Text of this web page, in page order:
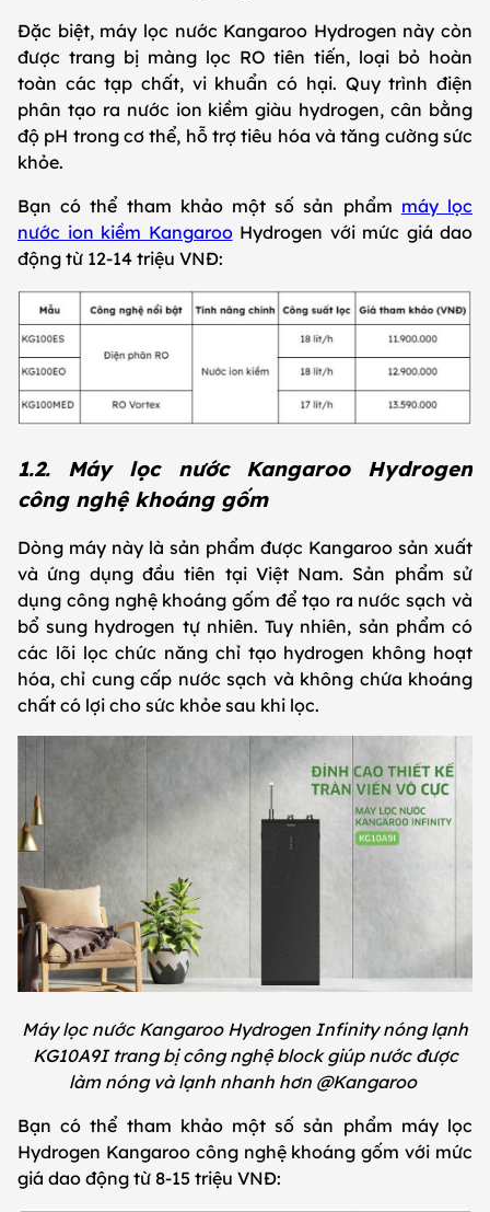
Đặc biệt, máy lọc nước Kangaroo Hydrogen này còn
được trang bị màng lọc RO tiên tiến, loại bỏ hoàn
toàn các tạp chất, vi khuẩn có hại. Quy trình điện
phân tạo ra nước ion kiềm giàu hydrogen, cân bằng
độ pH trong cơ thể, hỗ trợ tiêu hóa và tăng cường sức
khỏe.
Bạn có thể tham khảo một số sản phẩm máy lọc
nước ion kiềm KangarooHydrogen với mức giá dao
động từ 12-14 triệu VNĐ:
1.2. Máy lọc nước Kangaroo Hydrogen
công nghệ khoáng gốm
Dòng máy này là sản phẩm được Kangaroo sản xuất
và ứng dụng đầu tiên tại Việt Nam. Sản phẩm sử
dụng công nghệ khoáng gốm để tạo ra nước sạch và
bổ sung hydrogen tự nhiên. Tuy nhiên, sản phẩm có
các lõi lọc chức năng chỉ tạo hydrogen không hoạt
hóa, chỉ cung cấp nước sạch và không chứa khoáng
chất có lợi cho sức khỏe sau khi lọc.
Máy lọc nước Kangaroo Hydrogen Infinity nóng lạnh
KG10A9I trang bị công nghệ block giúp nước được
làm nóng và lạnh nhanh hơn @Kangaroo
Bạn có thể tham khảo một số sản phẩm máy lọc
Hydrogen Kangaroo công nghệ khoáng gốm với mức
giá dao động từ 8-15 triệu VNĐ: